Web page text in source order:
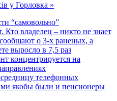
у Горловка »
“самовольно”
Кто владелец – никто не знает
о 3-х раненых, а
выросло в 7,5 раз
концентрируется на
телефонных
якобы были и пенсионеры